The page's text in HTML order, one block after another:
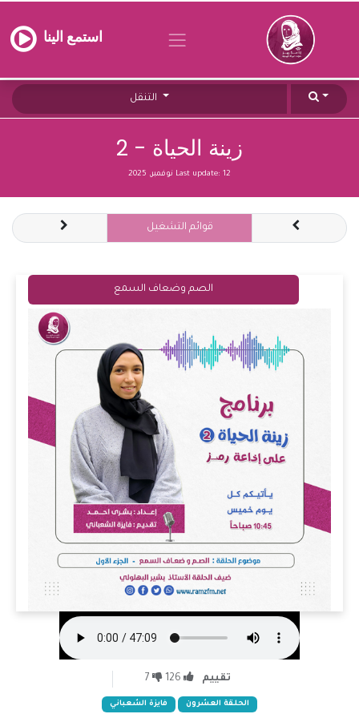
استمع الينا
زينة الحياة - 2
Last update: 12 نوفمبر, 2025
قوائم التشغيل
الصم وضعاف السمع
تقييم 126
7
الحلقة العشرون فايزة الشعباني